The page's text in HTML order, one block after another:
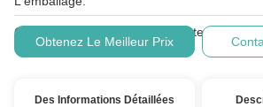
Conditions De
Paiement:
L/C, T/T, Western Union
Obtenez Le Meilleur Prix
Des Informations Détaillées